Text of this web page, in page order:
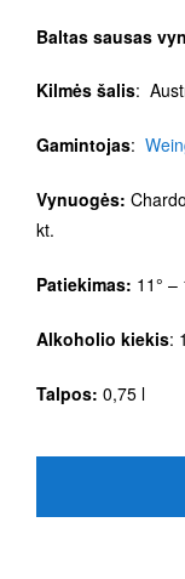
Baltas sausas
Kilmės šalis:
Gamintojas:
Vynuogės:
kt.
Patiekimas: 11° –
Alkoholio kiekis:
Talpos: 0,75 l